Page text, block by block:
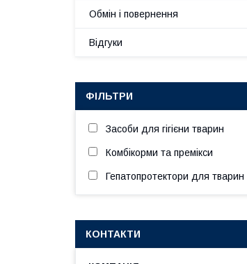
Обмін і повернення
Відгуки
ФІЛЬТРИ
Засоби для гігієни тварин
Комбікорми та премікси
Гепатопротектори для тварин
КОНТАКТИ